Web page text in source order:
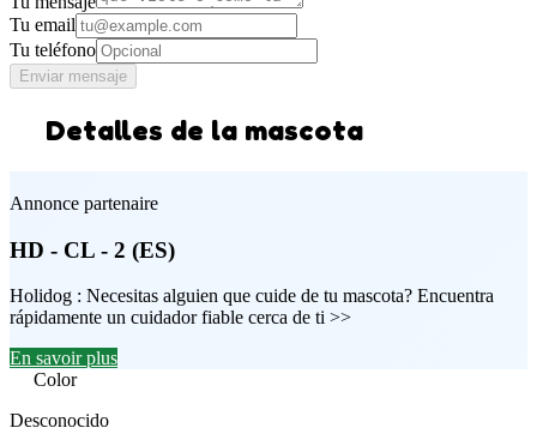
Tu email
Tu teléfono
Enviar mensaje
Detalles de la mascota
Annonce partenaire
HD - CL - 2 (ES)
Holidog : Necesitas alguien que cuide de tu mascota? Encuentra
rápidamente un cuidador fiable cerca de ti >>
En savoir plus
Color
Desconocido